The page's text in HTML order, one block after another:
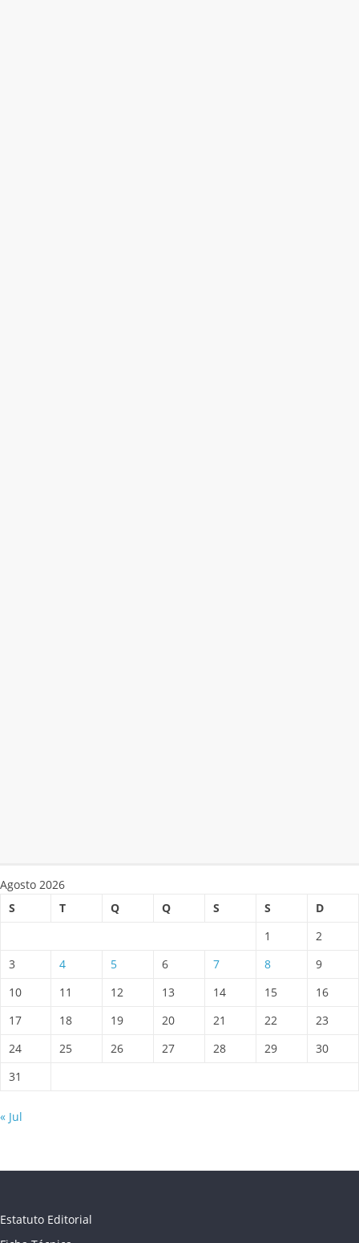
Agosto 2026
S
T Q Q S S
D
1
2
3
4 5 6 7 8
9
10
11 12 13 14 15
16
17
18 19 20 21 22
23
24
25 26 27 28 29
30
31
« Jul
Estatuto Editorial